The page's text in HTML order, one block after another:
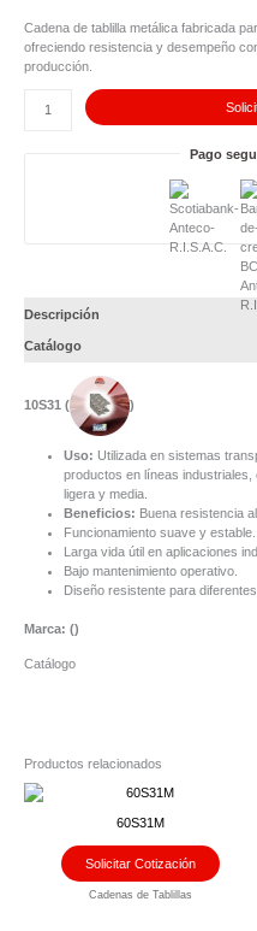
Cadena de tablilla metálica fabricada
ofreciendo resistencia y desempeño
producción.
Pago
Descripción
Catálogo
10S31 ( )
Uso: Utilizada en sistemas
productos en líneas
ligera y media.
Beneficios: Buena resistencia
Funcionamiento suave y estable.
Larga vida útil en aplicaciones
Bajo mantenimiento operativo.
Diseño resistente para
Marca: ()
Catálogo
Productos relacionados
60S31M
Solicitar Cotización
Cadenas de Tablillas